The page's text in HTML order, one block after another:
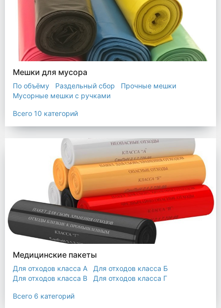
Мешки для мусора
По объёму Раздельный сбор
Прочные мешки
Мусорные мешки с ручками
Прозрачные мешки
Мешки строительные
Мешок для листьев
Всего 10 категорий
Медицинские пакеты
Для отходов класса А
Для отходов класса Б
Для отходов класса В
Для отходов класса Г
Пакеты термостойкие для утилизатора
Всего 6 категорий